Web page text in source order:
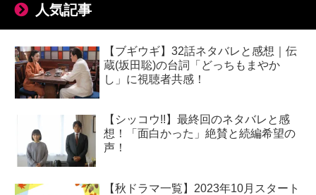
人気記事
【ブギウギ】32話ネタバレと感想｜伝
蔵(坂田聡)の台詞「どっちもまやか
し」に視聴者共感！
【シッコウ!!】最終回のネタバレと感
想！「面白かった」絶賛と続編希望の
声！
【秋ドラマ一覧】2023年10月スタート